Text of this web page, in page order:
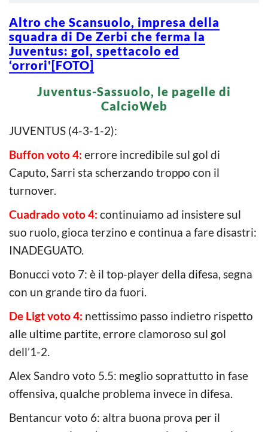
Altro che Scansuolo, impresa della
squadra di De Zerbi che ferma la
Juventus: gol, spettacolo ed
‘orrori'[FOTO]
Juventus-Sassuolo, le pagelle di
CalcioWeb
JUVENTUS (4-3-1-2):
Buffon voto 4: errore incredibile sul gol di
Caputo, Sarri sta scherzando troppo con il
turnover.
Cuadrado voto 4: continuiamo ad insistere sul
suo ruolo, gioca terzino e continua a fare disastri:
INADEGUATO.
Bonucci voto 7: è il top-player della difesa, segna
con un grande tiro da fuori.
De Ligt voto 4: nettissimo passo indietro rispetto
alle ultime partite, errore clamoroso sul gol
dell’1-2.
Alex Sandro voto 5.5: meglio soprattutto in fase
offensiva, qualche problema invece in difesa.
Bentancur voto 6: altra buona prova per il